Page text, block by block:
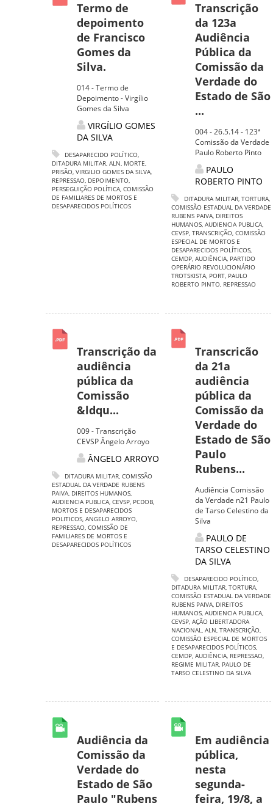
Termo de
depoimento
de Francisco
Gomes da
Silva.
014 - Termo de
Depoimento - Virgílio
Gomes da Silva
VIRGÍLIO GOMES
DA SILVA
DESAPARECIDO POLÍTICO,
DITADURA MILITAR, ALN, MORTE,
PRISÃO, VIRGILIO GOMES DA SILVA,
REPRESSAO, DEPOIMENTO,
PERSEGUIÇÃO POLÍTICA, COMISSÃO
DE FAMILIARES DE MORTOS E
DESAPARECIDOS POLÍTICOS
Transcrição
da 123a
Audiência
Pública da
Comissão da
Verdade do
Estado de São
...
004 - 26.5.14 - 123ª
Comissão da Verdade
Paulo Roberto Pinto
PAULO
ROBERTO PINTO
DITADURA MILITAR, TORTURA,
COMISSÃO ESTADUAL DA VERDADE
RUBENS PAIVA, DIREITOS
HUMANOS, AUDIENCIA PUBLICA,
CEVSP, TRANSCRIÇÃO, COMISSÃO
ESPECIAL DE MORTOS E
DESAPARECIDOS POLÍTICOS,
CEMDP, AUDIÊNCIA, PARTIDO
OPERÁRIO REVOLUCIONÁRIO
TROTSKISTA, PORT, PAULO
ROBERTO PINTO, REPRESSAO
Transcrição da
audiência
pública da
Comissão
&ldqu...
009 - Transcrição
CEVSP Ângelo Arroyo
ÂNGELO ARROYO
DITADURA MILITAR, COMISSÃO
ESTADUAL DA VERDADE RUBENS
PAIVA, DIREITOS HUMANOS,
AUDIENCIA PUBLICA, CEVSP, PCDOB,
MORTOS E DESAPARECIDOS
POLITICOS, ANGELO ARROYO,
REPRESSAO, COMISSÃO DE
FAMILIARES DE MORTOS E
DESAPARECIDOS POLÍTICOS
Transcricão
da 21a
audiência
pública da
Comissão da
Verdade do
Estado de São
Paulo
Rubens...
Audiência Comissão
da Verdade n21 Paulo
de Tarso Celestino da
Silva
PAULO DE
TARSO CELESTINO
DA SILVA
DESAPARECIDO POLÍTICO,
DITADURA MILITAR, TORTURA,
COMISSÃO ESTADUAL DA VERDADE
RUBENS PAIVA, DIREITOS
HUMANOS, AUDIENCIA PUBLICA,
CEVSP, AÇÃO LIBERTADORA
NACIONAL, ALN, TRANSCRIÇÃO,
COMISSÃO ESPECIAL DE MORTOS
E DESAPARECIDOS POLÍTICOS,
CEMDP, AUDIÊNCIA, REPRESSAO,
REGIME MILITAR, PAULO DE
TARSO CELESTINO DA SILVA
Audiência da
Comissão da
Verdade do
Estado de São
Paulo "Rubens
Em audiência
pública,
nesta
segunda-
feira, 19/8, a